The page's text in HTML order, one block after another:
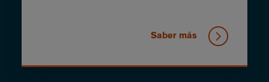
Saber más